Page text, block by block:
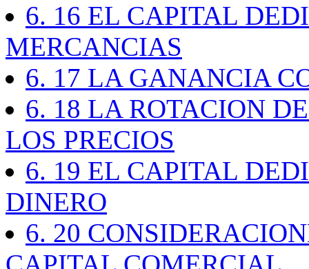
6. 16 EL CAPITAL
MERCANCIAS
6. 17 LA GANANCIA
6. 18 LA ROTACION
LOS PRECIOS
6. 19 EL CAPITAL
DINERO
6. 20